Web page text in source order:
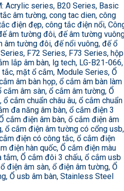
Acrylic series, B20 Series, Basic
âm tường, cong tac dien, công
điện đẹp, công tắc điện nổi,
âm tường đôi, đế âm tường
âm tường đôi, đế nổi vuông, đế ổ
F72 Series, F73 Series, hộp
lắp âm bàn, lg tech, LG-B21-066,
mặt ổ cắm, Module Series, Ổ
âm bàn họp, ổ cắm âm bàn làm
âm sàn, ổ cắm âm tường, Ổ
cắm chuẩn châu âu, ổ cắm chuẩn
đa năng âm bàn, ổ cắm điện 3
cắm điện âm bàn, ổ cắm điện âm
ổ cắm điện âm tường có cổng usb,
điện có công tắc, ổ cắm điện
điện hàn quốc, Ổ cắm điện màu
tắm, Ổ cắm đôi 3 chấu, ổ cắm usb
điện âm sàn, ổ điện âm tường, Ổ
Ổ usb âm bàn, Stainless Steel